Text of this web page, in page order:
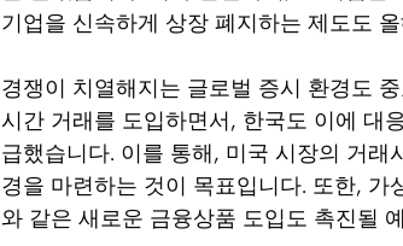
기업을 신속하게 상장 폐지하는 제도도
경쟁이 치열해지는 글로벌 증시 환경도
시간 거래를 도입하면서, 한국도 이에 대
급했습니다. 이를 통해, 미국 시장의 거
경을 마련하는 것이 목표입니다. 또한,
와 같은 새로운 금융상품 도입도 촉진될